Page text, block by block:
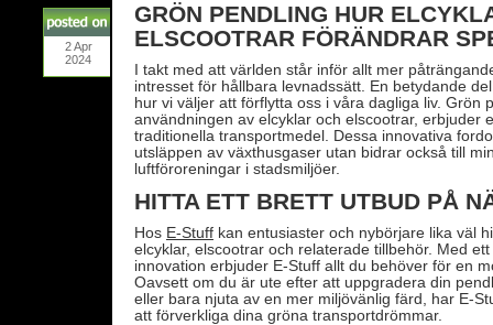
2 Apr
2024
GRÖN PENDLING HUR
ELSCOOTRAR FÖRÄNDRAR
I takt med att världen står inför allt mer
intresset för hållbara levnadssätt. En betydande
hur vi väljer att förflytta oss i våra dagliga liv. Grön
användningen av elcyklar och elscootrar, erbjuder
traditionella transportmedel. Dessa innovativa
utsläppen av växthusgaser utan bidrar också till
luftföroreningar i stadsmiljöer.
HITTA ETT BRETT UTBUD PÅ
Hos E-Stuff kan entusiaster och nybörjare lika väl
elcyklar, elscootrar och relaterade tillbehör. Med
innovation erbjuder E-Stuff allt du behöver för en
Oavsett om du är ute efter att uppgradera din
eller bara njuta av en mer miljövänlig färd, har E-
att förverkliga dina gröna transportdrömmar.